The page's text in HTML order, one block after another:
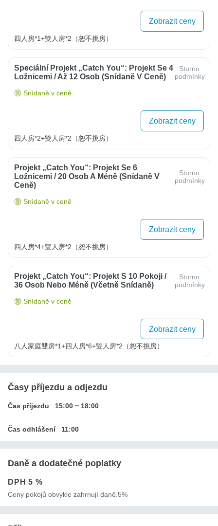
Zobrazit ceny
四人房*1+雙人房*2（恕不挑房）
Speciální Projekt „Catch You“: Projekt Se 4
Ložnicemi / Až 12 Osob (snídaně V Ceně)
Storno
podmínky
Snídaně v ceně
Zobrazit ceny
四人房*2+雙人房*2（恕不挑房）
Projekt „Catch You“: Projekt Se 6
Ložnicemi / 20 Osob A Méně (snídaně V
Ceně)
Storno
podmínky
Snídaně v ceně
Zobrazit ceny
四人房*4+雙人房*2（恕不挑房）
Projekt „Catch You“: Projekt S 10 Pokoji /
36 Osob Nebo Méně (včetně Snídaně)
Storno
podmínky
Snídaně v ceně
Zobrazit ceny
八人家庭雙房*1+四人房*6+雙人房*2（恕不挑房）
Časy příjezdu a odjezdu
Čas příjezdu 15:00 ~ 18:00
Čas odhlášení 11:00
Daně a dodatečné poplatky
DPH5 %
Ceny pokojů obvykle zahrnují daně.5%